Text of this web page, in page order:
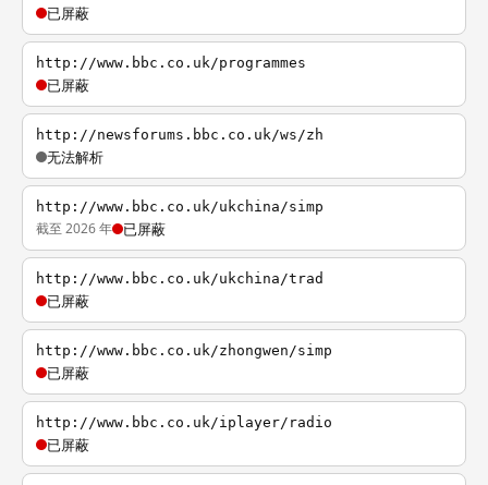
已屏蔽
http://www.bbc.co.uk/programmes
已屏蔽
http://newsforums.bbc.co.uk/ws/zh
无法解析
http://www.bbc.co.uk/ukchina/simp
截至 2026 年 已屏蔽
http://www.bbc.co.uk/ukchina/trad
已屏蔽
http://www.bbc.co.uk/zhongwen/simp
已屏蔽
http://www.bbc.co.uk/iplayer/radio
已屏蔽